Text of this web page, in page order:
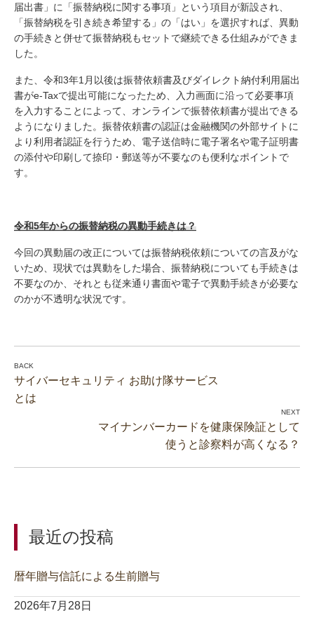
届出書」に「振替納税に関する事項」という項目が新設され、
「振替納税を引き続き希望する」の「はい」を選択すれば、異動
の手続きと併せて振替納税もセットで継続できる仕組みができま
した。
また、令和3年1月以後は振替依頼書及びダイレクト納付利用届出
書がe-Taxで提出可能になったため、入力画面に沿って必要事項
を入力することによって、オンラインで振替依頼書が提出できる
ようになりました。振替依頼書の認証は金融機関の外部サイトに
より利用者認証を行うため、電子送信時に電子署名や電子証明書
の添付や印刷して捺印・郵送等が不要なのも便利なポイントで
す。
令和5年からの振替納税の異動手続きは？
今回の異動届の改正については振替納税依頼についての言及がな
いため、現状では異動をした場合、振替納税についても手続きは
不要なのか、それとも従来通り書面や電子で異動手続きが必要な
のかが不透明な状況です。
サイバーセキュリティ お助け隊サービス
とは
マイナンバーカードを健康保険証として
使うと診察料が高くなる？
最近の投稿
暦年贈与信託による生前贈与
2026年7月28日